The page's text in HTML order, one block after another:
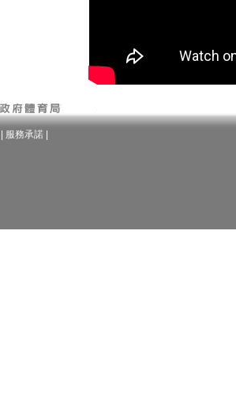
服務承諾